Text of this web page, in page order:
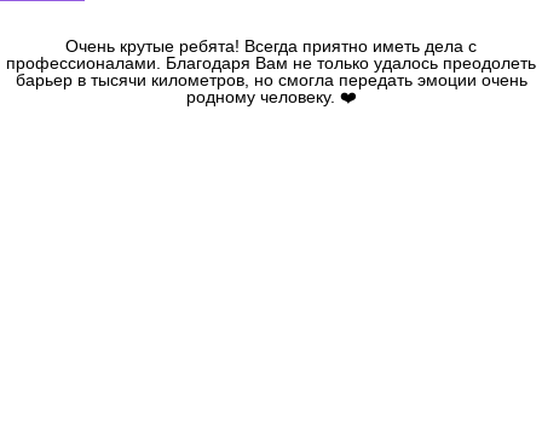
Очень крутые ребята! Всегда приятно иметь дела с
профессионалами. Благодаря Вам не только удалось преодолеть
барьер в тысячи километров, но смогла передать эмоции очень
родному человеку. ❤️